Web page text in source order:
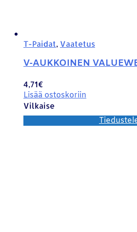
T-Paidat, Vaatetus
V-AUKKOINEN
4,71€
Lisää ostoskoriin
Vilkaise